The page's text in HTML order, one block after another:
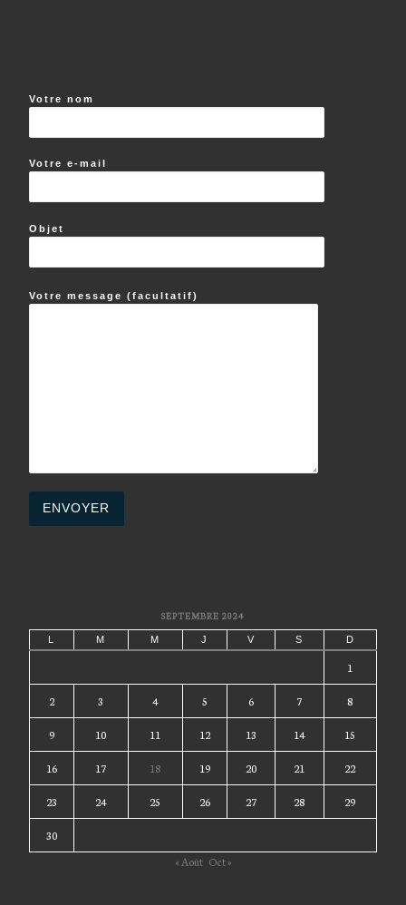
Votre nom
Votre e-mail
Objet
Votre message (facultatif)
SEPTEMBRE 2024
M M J V S D
1
2 3 4 5 6 7 8
9 10 11 12 13 14 15
16 17 18 19 20 21 22
23 24 25 26 27 28 29
30
« Août Oct »